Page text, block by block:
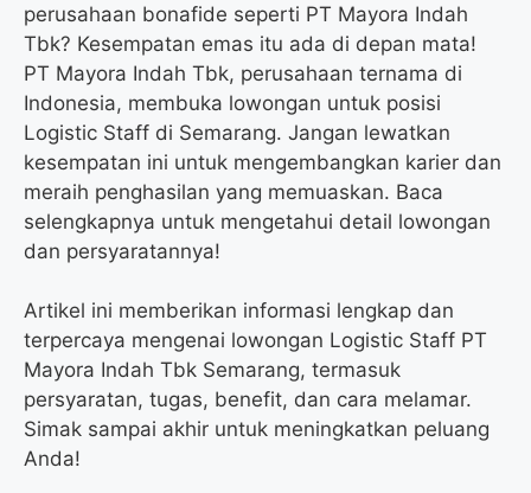
perusahaan bonafide seperti PT Mayora Indah
Tbk? Kesempatan emas itu ada di depan mata!
PT Mayora Indah Tbk, perusahaan ternama di
Indonesia, membuka lowongan untuk posisi
Logistic Staff di Semarang. Jangan lewatkan
kesempatan ini untuk mengembangkan karier dan
meraih penghasilan yang memuaskan. Baca
selengkapnya untuk mengetahui detail lowongan
dan persyaratannya!
Artikel ini memberikan informasi lengkap dan
terpercaya mengenai lowongan Logistic Staff PT
Mayora Indah Tbk Semarang, termasuk
persyaratan, tugas, benefit, dan cara melamar.
Simak sampai akhir untuk meningkatkan peluang
Anda!